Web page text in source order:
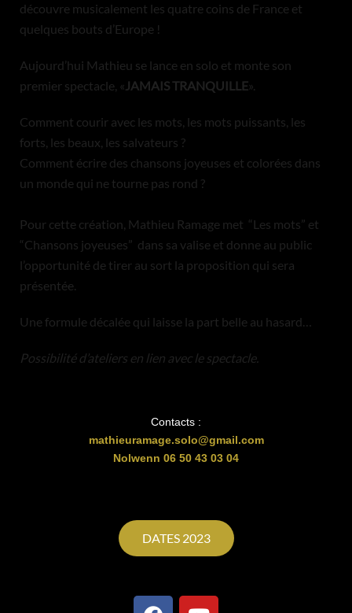
découvre musicalement les quatre coins de France et
quelques bouts d’Europe !
Aujourd’hui Mathieu se lance en solo et monte son
premier spectacle, «JAMAIS TRANQUILLE».
Comment courir avec les mots, les mots puissants, les
forts, les beaux, les salvateurs ?
Comment écrire des chansons joyeuses et colorées dans
un monde qui ne tourne pas rond ?
Pour cette création, Mathieu Ramage met “Les mots” et
“Chansons joyeuses” dans sa valise et donne au public
l’opportunité de tirer au sort la proposition qui sera
présentée.
Une formule décalée qui laisse la part belle au hasard…
Possibilité d’ateliers en lien avec le spectacle.
Contacts :
mathieuramage.solo@gmail.com
Nolwenn 06 50 43 03 04
DATES 2023